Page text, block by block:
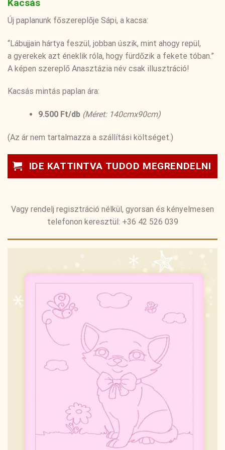
Kacsás
Új paplanunk főszereplője Sápi, a kacsa:
“Lábujjain hártya feszül, jobban úszik, mint ahogy repül,
a gyerekek azt éneklik róla, hogy fürdőzik a fekete tóban.”
A képen szereplő Anasztázia név csak illusztráció!
Kacsás mintás paplan ára:
9.500 Ft/db (Méret: 140cmx90cm)
(Az ár nem tartalmazza a szállítási költséget.)
IDE KATTINTVA TUDOD MEGRENDELNI
Vagy rendelj regisztráció nélkül, gyorsan és kényelmesen
telefonon keresztül: +36 42 526 039